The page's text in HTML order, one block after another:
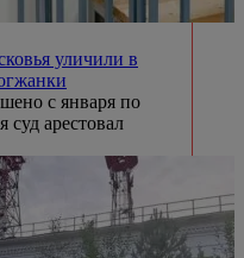
уличили в
с января по
суд арестовал